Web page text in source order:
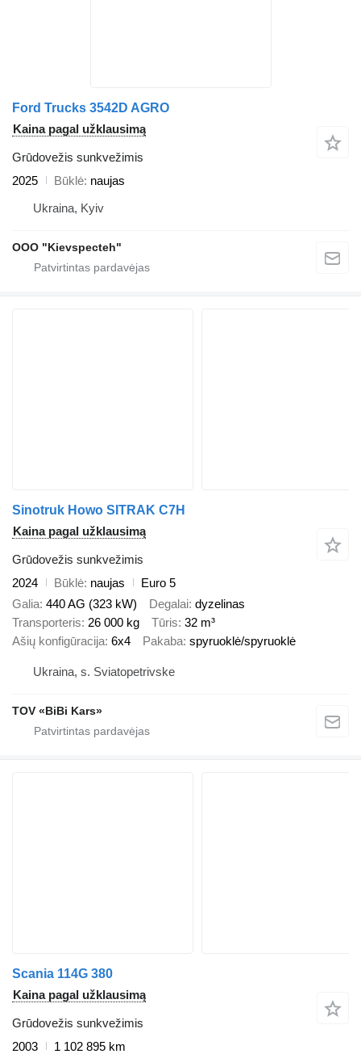
Ford Trucks 3542D AGRO
Kaina pagal užklausimą
Grūdovežis sunkvežimis
2025
Būklė naujas
Ukraina, Kyiv
OOO "Kievspecteh"
Sinotruk Howo SITRAK C7H
Kaina pagal užklausimą
Grūdovežis sunkvežimis
2024
Būklė naujas
Euro 5
Galia 440 AG (323 kW) Degalai dyzelinas
Transporteris 26 000 kg Tūris 32 m³
Ašių konfigūracija 6x4 Pakaba spyruoklė/spyruoklė
Ukraina, s. Sviatopetrivske
TOV «BiBi Kars»
Scania 114G 380
Kaina pagal užklausimą
Grūdovežis sunkvežimis
2003
1 102 895 km